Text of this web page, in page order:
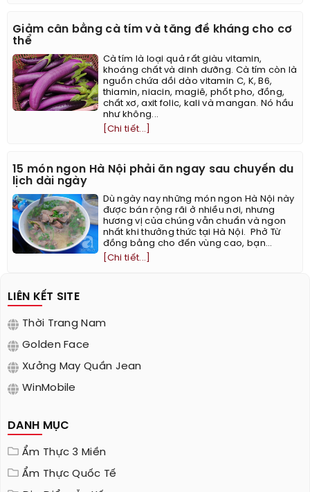
Giảm cân bằng cà tím và tăng đề kháng cho cơ
thể
Cà tím là loại quả rất giàu vitamin,
khoáng chất và dinh dưỡng. Cà tím còn là
nguồn chứa dồi dào vitamin C, K, B6,
thiamin, niacin, magiê, phốt pho, đồng,
chất xơ, axit folic, kali và mangan. Nó hầu
như không...
[Chi tiết...]
15 món ngon Hà Nội phải ăn ngay sau chuyến du
lịch dài ngày
Dù ngày nay những món ngon Hà Nội này
được bán rộng rãi ở nhiều nơi, nhưng
hương vị của chúng vẫn chuẩn và ngon
nhất khi thưởng thức tại Hà Nội. ​ Phở Từ
đồng bằng cho đến vùng cao, bạn...
[Chi tiết...]
LIÊN KẾT SITE
Thời Trang Nam
Golden Face
Xưởng May Quần Jean
WinMobile
DANH MỤC
Ẩm Thực 3 Miền
Ẩm Thực Quốc Tế